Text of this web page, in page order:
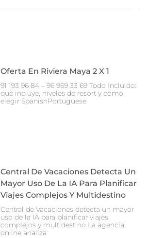
Oferta En Riviera Maya 2 X 1
91 193 96 84 – 96 969 33 69 Todo Incluido:
qué incluye, niveles de resort y cómo
elegir SpanishPortuguese
Central De Vacaciones Detecta Un
Mayor Uso De La IA Para Planificar
Viajes Complejos Y Multidestino
Central de Vacaciones detecta un mayor
uso de la IA para planificar viajes
complejos y multidestino La agencia
online analiza